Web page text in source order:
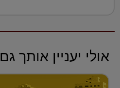
אולי יעניין אותך גם